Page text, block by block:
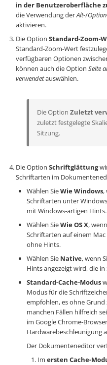
in der Benutzeroberfläche
die Verwendung derAlt-/
aktivieren.
Die Option Standard-Zoom-
Standard-Zoom-Wert
verfügbaren Optionen
können auch die Option Seite
verwendetauswählen.
Die Option Zuletzt
zuletzt festgelegte
Sitzung.
Die Option Schriftglättung
Schriftarten im
Wählen SieWie Windows,
Schriftarten unter
mit Windows-artigen Hints.
Wählen SieWie OS X,
Schriftarten auf einem
ohne Hints.
Wählen Sie Native, wenn
Hints angezeigt wird, die
Standard-Cache-Modus
Modus für die
empfohlen, es ohne Grund
manchen Fällen hilfreich
im Google Chrome-
Hardwarebeschleunigung
Der Dokumenteneditor
Im ersten Cache-